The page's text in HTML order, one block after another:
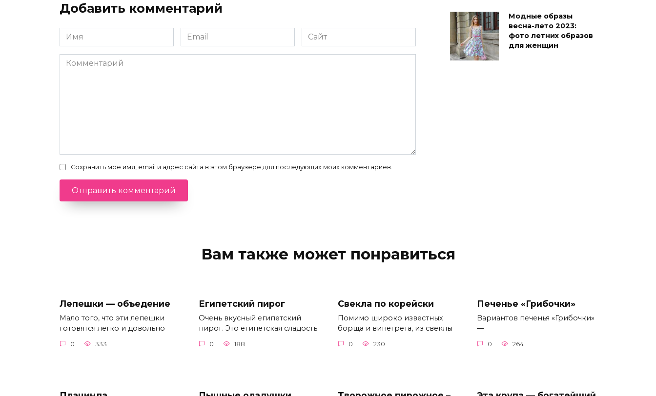
Добавить комментарий
Имя
*
Email
*
Сайт
Комментарий
Сохранить моё имя, email и адрес сайта в этом браузере для последующих моих комментариев.
Модные образы
весна-лето 2023:
фото летних образов
для женщин
Вам также может понравиться
Лепешки — объедение
Мало того, что эти лепешки
готовятся легко и довольно
0 333
Египетский пирог
Очень вкусный египетский
пирог. Это египетская сладость
0 188
Свекла по корейски
Помимо широко известных
борща и винегрета, из свеклы
0 230
Печенье «Грибочки»
Вариантов печенья «Грибочки»
—
0 264